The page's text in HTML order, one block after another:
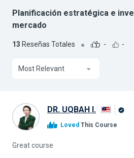
Planificación estratégica e
mercado
13 Reseñas Totales - -
Most Relevant
DR. UQBAH I.
Loved This Course
Great course